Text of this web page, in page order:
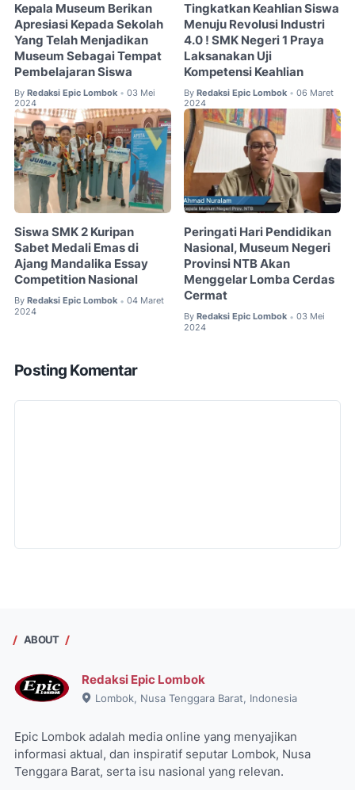
Kepala Museum Berikan
Apresiasi Kepada Sekolah
Yang Telah Menjadikan
Museum Sebagai Tempat
Pembelajaran Siswa
By Redaksi Epic Lombok • 03 Mei
2024
Tingkatkan Keahlian Siswa
Menuju Revolusi Industri
4.0 ! SMK Negeri 1 Praya
Laksanakan Uji
Kompetensi Keahlian
By Redaksi Epic Lombok • 06 Maret
2024
Siswa SMK 2 Kuripan
Sabet Medali Emas di
Ajang Mandalika Essay
Competition Nasional
By Redaksi Epic Lombok • 04 Maret
2024
Peringati Hari Pendidikan
Nasional, Museum Negeri
Provinsi NTB Akan
Menggelar Lomba Cerdas
Cermat
By Redaksi Epic Lombok • 03 Mei
2024
Posting Komentar
ABOUT
Redaksi Epic Lombok
Lombok, Nusa Tenggara Barat, Indonesia
Epic Lombok adalah media online yang menyajikan
informasi aktual, dan inspiratif seputar Lombok, Nusa
Tenggara Barat, serta isu nasional yang relevan.